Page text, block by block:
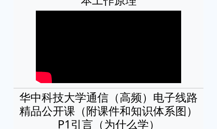
华中科技大学通信（高频）电子线路
精品公开课（附课件和知识体系图）
P1引言（为什么学）